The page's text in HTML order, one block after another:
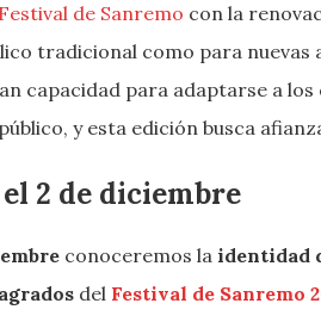
Festival de Sanremo con la
tradicional como para nuevas
capacidad para adaptarse a los
y esta edición busca
el 2 de diciembre
conoceremos la identidad
del Festival de Sanremo